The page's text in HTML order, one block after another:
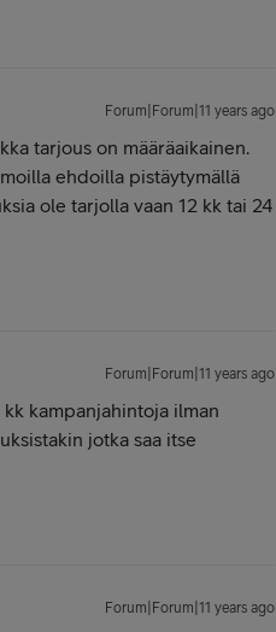
Forum|Forum|11 years ago
tarjous on määräaikainen.
ehdoilla pistäytymällä
ole tarjolla vaan 12 kk tai 24
Forum|Forum|11 years ago
kampanjahintoja ilman
jotka saa itse
Forum|Forum|11 years ago